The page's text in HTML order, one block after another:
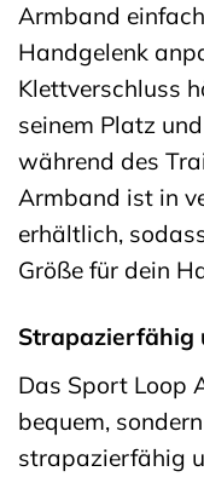
Armband
Handgelenk
Klettverschluss
seinem Platz
während des
Armband ist in
erhältlich,
Größe für dein
Strapazierfähig
Das Sport Loop
bequem,
strapazierfähig